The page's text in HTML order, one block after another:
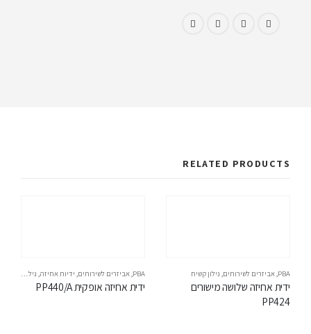
RELATED PRODUCTS
PBA
,אביזרים לשירותים, נילון קשיח
ידית אחיזה שלושה מישורים
PP424
PBA
,אביזרים לשירותים, ידיות אחיזה, נילון קשיח
ידית אחיזה אופקית PP440/A